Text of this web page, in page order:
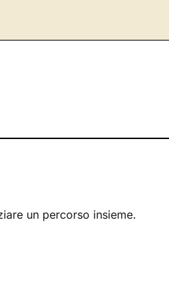
un percorso insieme.